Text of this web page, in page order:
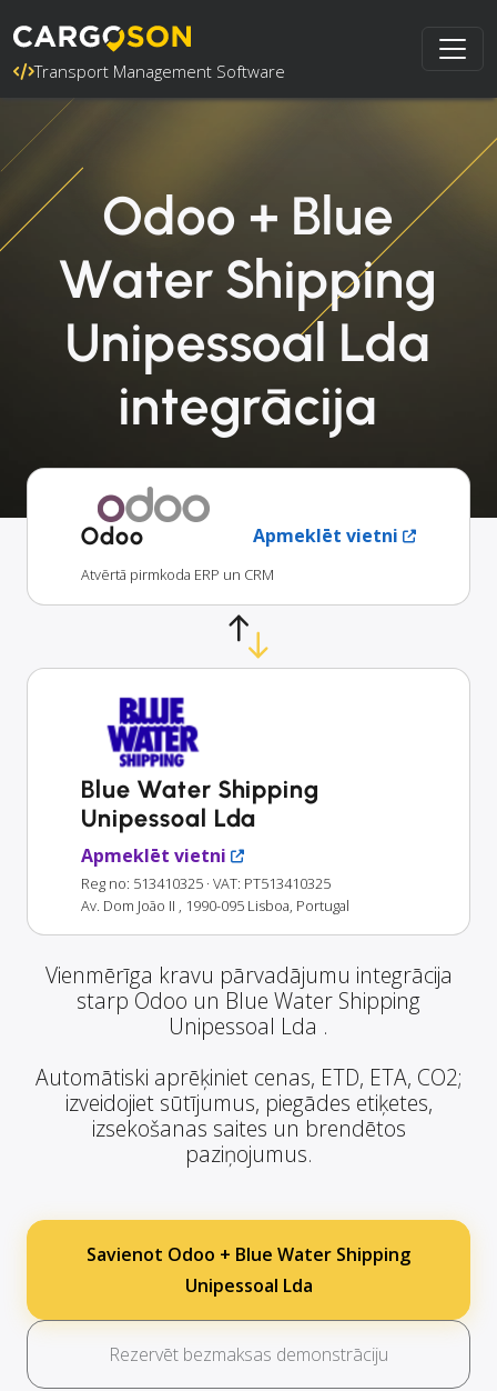
Transport Management Software
Odoo + Blue
Water Shipping
Unipessoal Lda
integrācija
Odoo Apmeklēt vietni
Atvērtā pirmkoda ERP un CRM
Blue Water Shipping
Unipessoal Lda
Apmeklēt vietni
Reg no: 513410325 · VAT: PT513410325
Av. Dom João II , 1990-095 Lisboa, Portugal
Vienmērīga kravu pārvadājumu integrācija
starp Odoo un Blue Water Shipping
Unipessoal Lda .
Automātiski aprēķiniet cenas, ETD, ETA, CO2;
izveidojiet sūtījumus, piegādes etiķetes,
izsekošanas saites un brendētos
paziņojumus.
Savienot Odoo + Blue Water Shipping
Unipessoal Lda
Rezervēt bezmaksas demonstrāciju